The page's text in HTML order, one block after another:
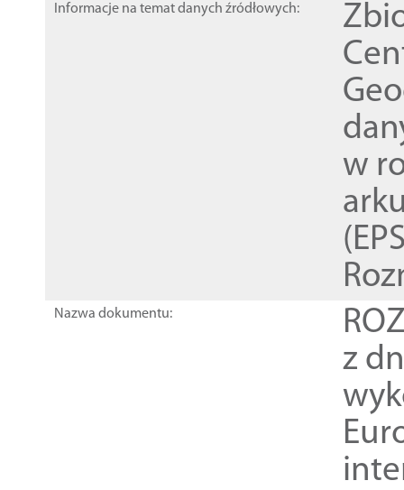
Informacje na temat danych źródłowych:
w
Nazwa dokumentu:
z